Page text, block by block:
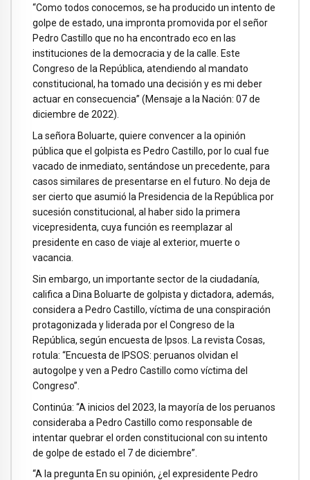
“Como todos conocemos, se ha producido un intento de
golpe de estado, una impronta promovida por el señor
Pedro Castillo que no ha encontrado eco en las
instituciones de la democracia y de la calle. Este
Congreso de la República, atendiendo al mandato
constitucional, ha tomado una decisión y es mi deber
actuar en consecuencia” (Mensaje a la Nación: 07 de
diciembre de 2022).
La señora Boluarte, quiere convencer a la opinión
pública que el golpista es Pedro Castillo, por lo cual fue
vacado de inmediato, sentándose un precedente, para
casos similares de presentarse en el futuro. No deja de
ser cierto que asumió la Presidencia de la República por
sucesión constitucional, al haber sido la primera
vicepresidenta, cuya función es reemplazar al
presidente en caso de viaje al exterior, muerte o
vacancia.
Sin embargo, un importante sector de la ciudadanía,
califica a Dina Boluarte de golpista y dictadora, además,
considera a Pedro Castillo, víctima de una conspiración
protagonizada y liderada por el Congreso de la
República, según encuesta de Ipsos. La revista Cosas,
rotula: “Encuesta de IPSOS: peruanos olvidan el
autogolpe y ven a Pedro Castillo como víctima del
Congreso”.
Continúa: “A inicios del 2023, la mayoría de los peruanos
consideraba a Pedro Castillo como responsable de
intentar quebrar el orden constitucional con su intento
de golpe de estado el 7 de diciembre”.
“A la pregunta En su opinión, ¿el expresidente Pedro